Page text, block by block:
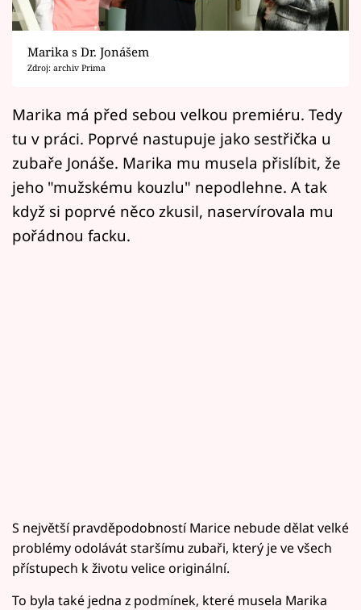
Sledujte prima+
Filmový festival Karlovy Vary
Mámy sobě
Přihlášení
Sledujte nás
Marika s Dr. Jonášem
Zdroj: archiv Prima
Marika má před sebou velkou premiéru. Tedy
tu v práci. Poprvé nastupuje jako sestřička u
zubaře Jonáše. Marika mu musela přislíbit, že
jeho "mužskému kouzlu" nepodlehne. A tak
když si poprvé něco zkusil, naservírovala mu
pořádnou facku.
S největší pravděpodobností Marice nebude dělat velké
problémy odolávát staršímu zubaři, který je ve všech
přístupech k životu velice originální.
To byla také jedna z podmínek, které musela Marika